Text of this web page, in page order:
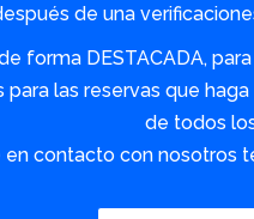
de una
forma DESTACADA,
las reservas que
de todos
contacto con nosotros